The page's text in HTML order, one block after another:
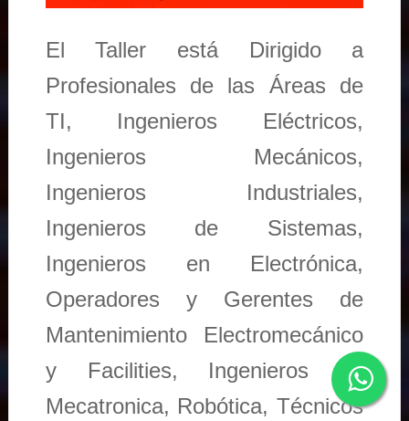
El Taller está Dirigido a
Profesionales de las Áreas de
TI, Ingenieros Eléctricos,
Ingenieros Mecánicos,
Ingenieros Industriales,
Ingenieros de Sistemas,
Ingenieros en Electrónica,
Operadores y Gerentes de
Mantenimiento Electromecánico
y Facilities, Ingenieros en
Mecatronica, Robótica, Técnicos